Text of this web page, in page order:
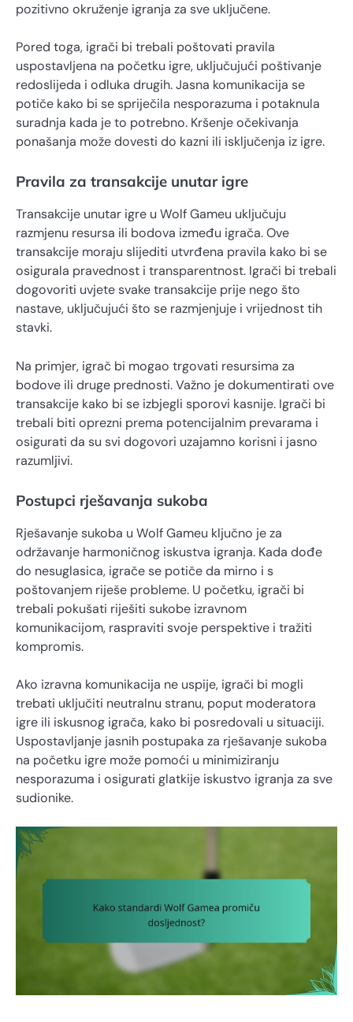
pozitivno okruženje igranja za sve uključene.
Pored toga, igrači bi trebali poštovati pravila
uspostavljena na početku igre, uključujući poštivanje
redoslijeda i odluka drugih. Jasna komunikacija se
potiče kako bi se spriječila nesporazuma i potaknula
suradnja kada je to potrebno. Kršenje očekivanja
ponašanja može dovesti do kazni ili isključenja iz igre.
Pravila za transakcije unutar igre
Transakcije unutar igre u Wolf Gameu uključuju
razmjenu resursa ili bodova između igrača. Ove
transakcije moraju slijediti utvrđena pravila kako bi se
osigurala pravednost i transparentnost. Igrači bi trebali
dogovoriti uvjete svake transakcije prije nego što
nastave, uključujući što se razmjenjuje i vrijednost tih
stavki.
Na primjer, igrač bi mogao trgovati resursima za
bodove ili druge prednosti. Važno je dokumentirati ove
transakcije kako bi se izbjegli sporovi kasnije. Igrači bi
trebali biti oprezni prema potencijalnim prevarama i
osigurati da su svi dogovori uzajamno korisni i jasno
razumljivi.
Postupci rješavanja sukoba
Rješavanje sukoba u Wolf Gameu ključno je za
održavanje harmoničnog iskustva igranja. Kada dođe
do nesuglasica, igrače se potiče da mirno i s
poštovanjem riješe probleme. U početku, igrači bi
trebali pokušati riješiti sukobe izravnom
komunikacijom, raspraviti svoje perspektive i tražiti
kompromis.
Ako izravna komunikacija ne uspije, igrači bi mogli
trebati uključiti neutralnu stranu, poput moderatora
igre ili iskusnog igrača, kako bi posredovali u situaciji.
Uspostavljanje jasnih postupaka za rješavanje sukoba
na početku igre može pomoći u minimiziranju
nesporazuma i osigurati glatkije iskustvo igranja za sve
sudionike.